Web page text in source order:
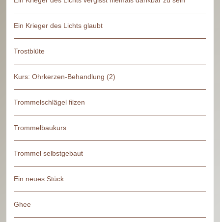
Ein Krieger des Lichts glaubt
Trostblüte
Kurs: Ohrkerzen-Behandlung (2)
Trommelschlägel filzen
Trommelbaukurs
Trommel selbstgebaut
Ein neues Stück
Ghee